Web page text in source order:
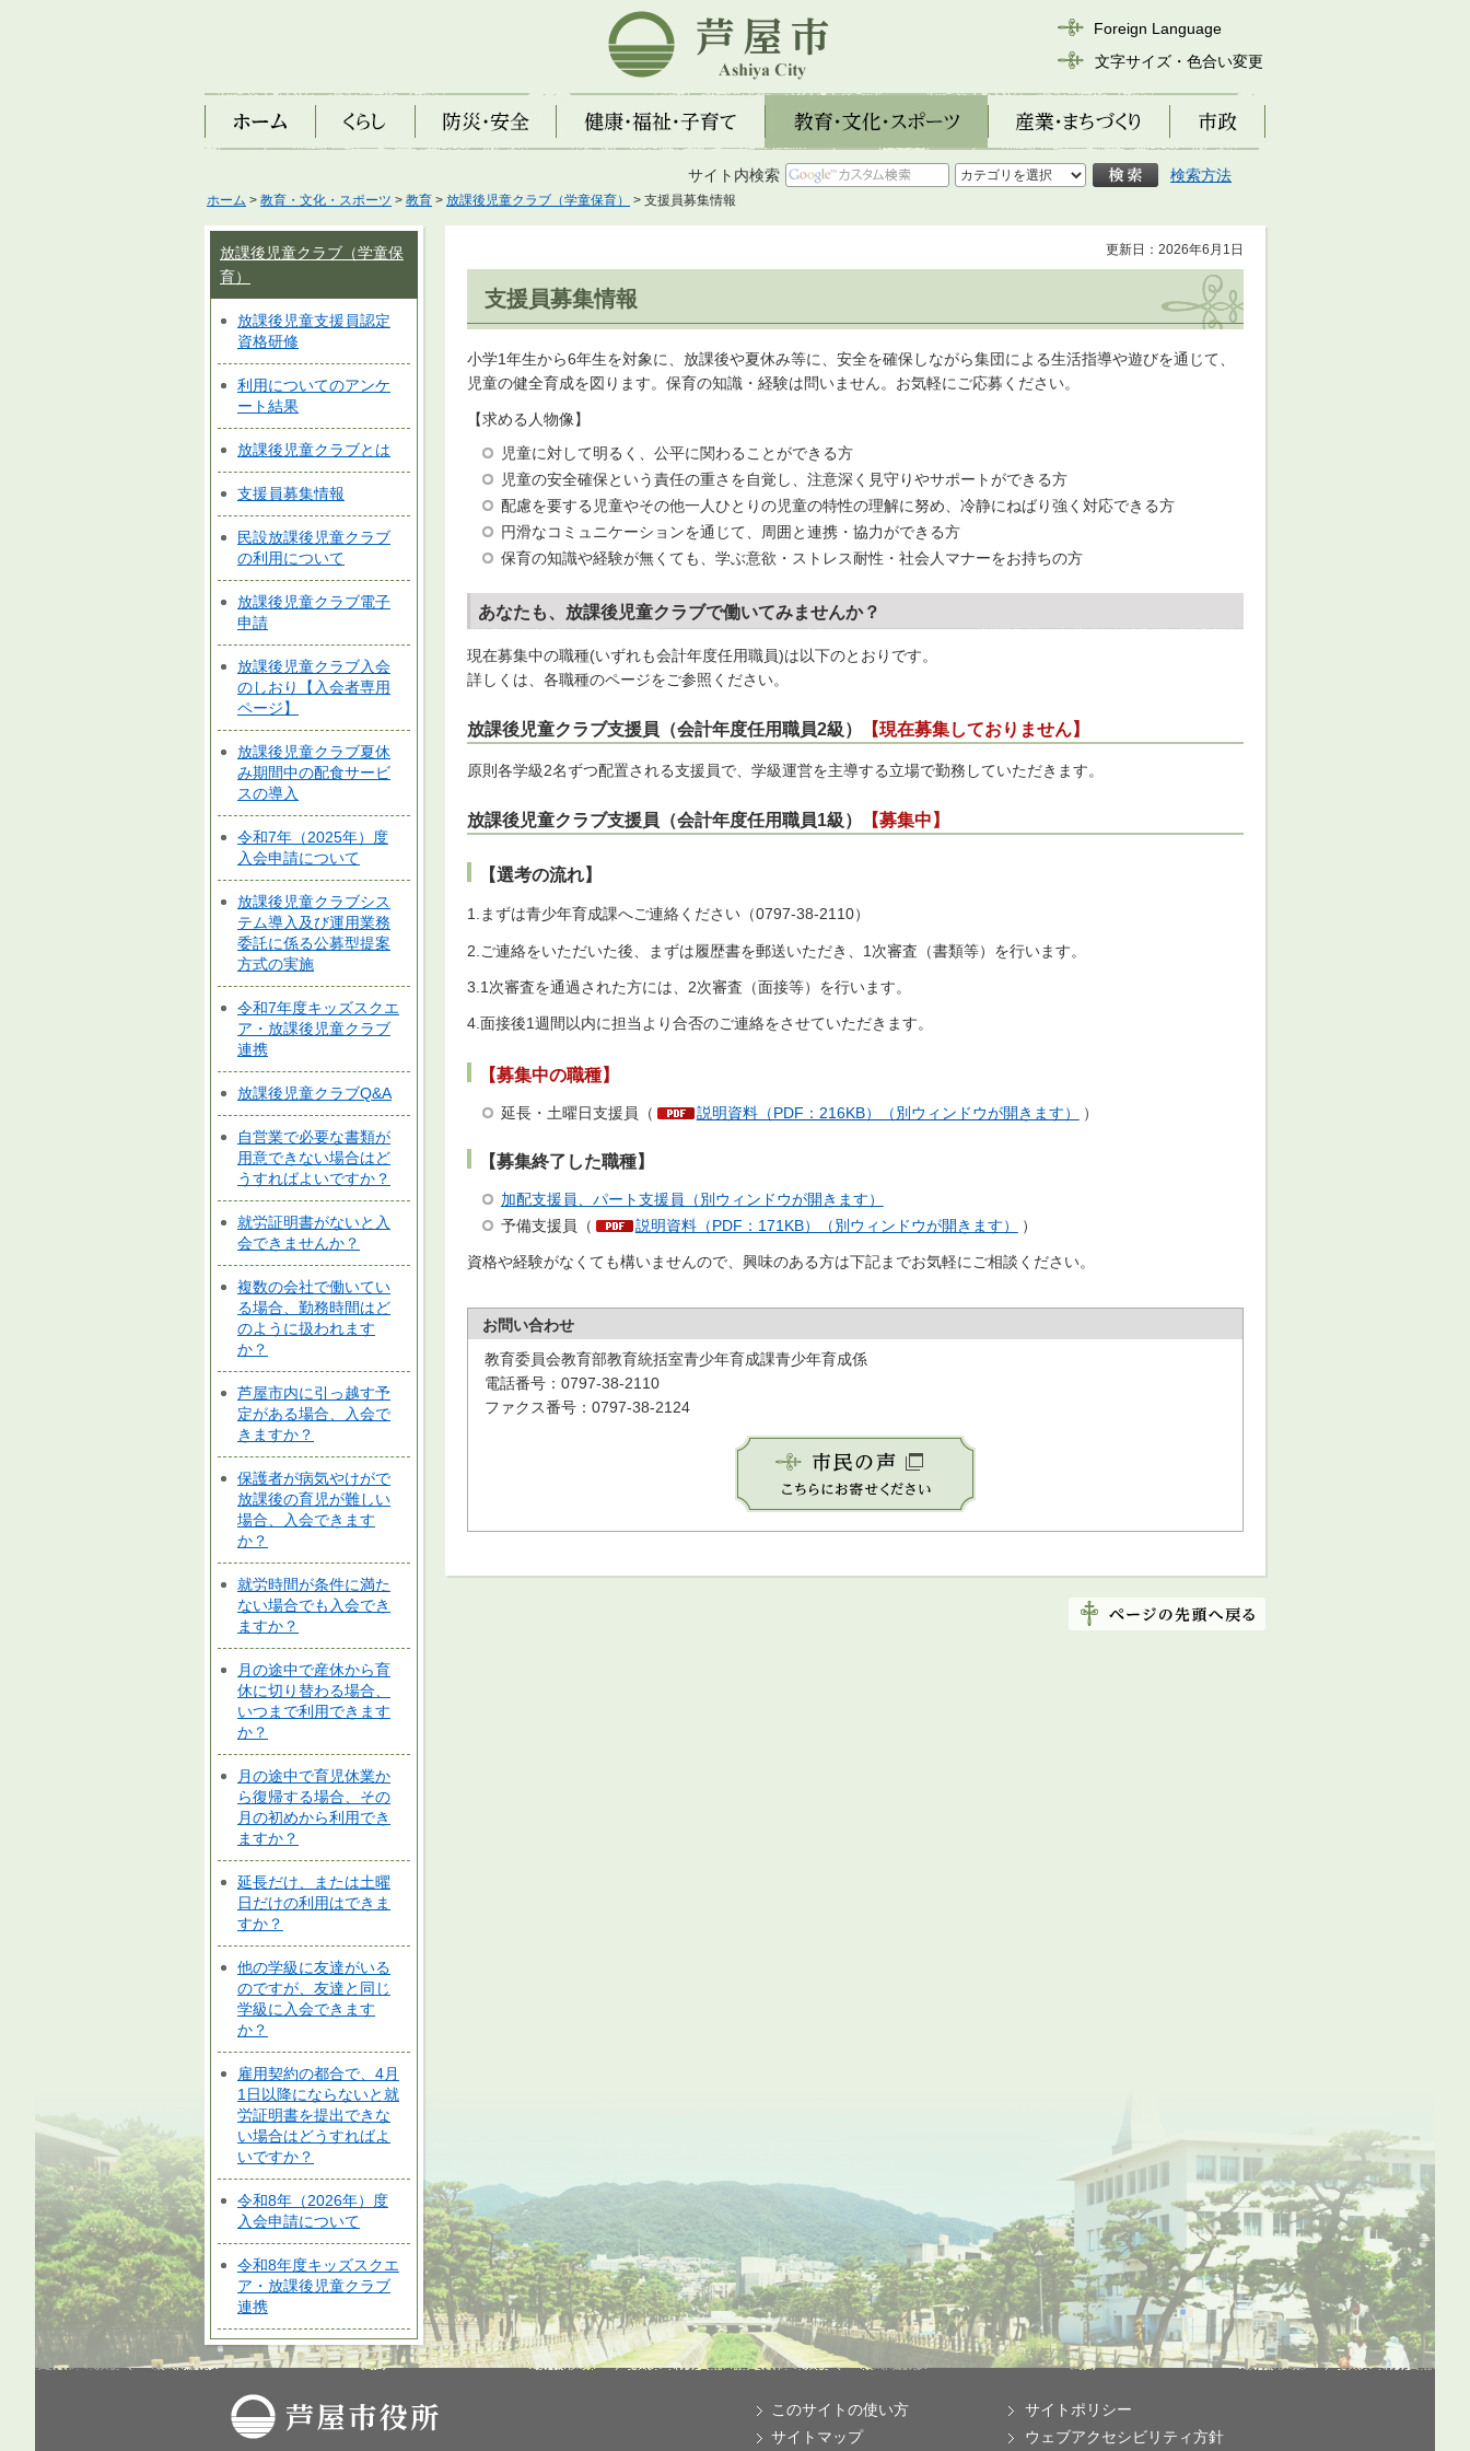
芦屋市
Foreign Language
文字サイズ・色合い変更
ホーム くらし 防災・安全 健康・福祉・子育て 教育・文化・スポーツ 産業・まちづくり 市政
サイト内検索 検索方法
ホーム > 教育・文化・スポーツ > 教育 > 放課後児童クラブ（学童保育） > 支援員募集情報
放課後児童クラブ（学童保
育）
放課後児童支援員認定
資格研修
利用についてのアンケ
ート結果
放課後児童クラブとは
支援員募集情報
民設放課後児童クラブ
の利用について
放課後児童クラブ電子
申請
放課後児童クラブ入会
のしおり【入会者専用
ページ】
放課後児童クラブ夏休
み期間中の配食サービ
スの導入
令和7年（2025年）度
入会申請について
放課後児童クラブシス
テム導入及び運用業務
委託に係る公募型提案
方式の実施
令和7年度キッズスクエ
ア・放課後児童クラブ
連携
放課後児童クラブQ&A
自営業で必要な書類が
用意できない場合はど
うすればよいですか？
就労証明書がないと入
会できませんか？
複数の会社で働いてい
る場合、勤務時間はど
のように扱われます
か？
芦屋市内に引っ越す予
定がある場合、入会で
きますか？
保護者が病気やけがで
放課後の育児が難しい
場合、入会できます
か？
就労時間が条件に満た
ない場合でも入会でき
ますか？
月の途中で産休から育
休に切り替わる場合、
いつまで利用できます
か？
月の途中で育児休業か
ら復帰する場合、その
月の初めから利用でき
ますか？
延長だけ、または土曜
日だけの利用はできま
すか？
他の学級に友達がいる
のですが、友達と同じ
学級に入会できます
か？
雇用契約の都合で、4月
1日以降にならないと就
労証明書を提出できな
い場合はどうすればよ
いですか？
令和8年（2026年）度
入会申請について
令和8年度キッズスクエ
ア・放課後児童クラブ
連携
更新日：2026年6月1日
支援員募集情報
小学1年生から6年生を対象に、放課後や夏休み等に、安全を確保しながら集団による生活指導や遊びを通じて、
児童の健全育成を図ります。保育の知識・経験は問いません。お気軽にご応募ください。
【求める人物像】
児童に対して明るく、公平に関わることができる方
児童の安全確保という責任の重さを自覚し、注意深く見守りやサポートができる方
配慮を要する児童やその他一人ひとりの児童の特性の理解に努め、冷静にねばり強く対応できる方
円滑なコミュニケーションを通じて、周囲と連携・協力ができる方
保育の知識や経験が無くても、学ぶ意欲・ストレス耐性・社会人マナーをお持ちの方
あなたも、放課後児童クラブで働いてみませんか？
現在募集中の職種(いずれも会計年度任用職員)は以下のとおりです。
詳しくは、各職種のページをご参照ください。
放課後児童クラブ支援員（会計年度任用職員2級） 【現在募集しておりません】
原則各学級2名ずつ配置される支援員で、学級運営を主導する立場で勤務していただきます。
放課後児童クラブ支援員（会計年度任用職員1級） 【募集中】
【選考の流れ】
1.まずは青少年育成課へご連絡ください（0797-38-2110）
2.ご連絡をいただいた後、まずは履歴書を郵送いただき、1次審査（書類等）を行います。
3.1次審査を通過された方には、2次審査（面接等）を行います。
4.面接後1週間以内に担当より合否のご連絡をさせていただきます。
【募集中の職種】
延長・土曜日支援員（ 説明資料（PDF：216KB）（別ウィンドウが開きます） ）
【募集終了した職種】
加配支援員、パート支援員（別ウィンドウが開きます）
予備支援員（
説明資料（PDF：171KB）（別ウィンドウが開きます） ）
資格や経験がなくても構いませんので、興味のある方は下記までお気軽にご相談ください。
お問い合わせ
教育委員会教育部教育統括室青少年育成課青少年育成係
電話番号：0797-38-2110
ファクス番号：0797-38-2124
芦屋市役所
このサイトの使い方
サイトマップ
サイトポリシー
ウェブアクセシビリティ方針